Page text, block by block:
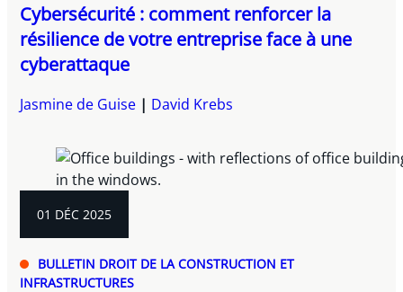
Cybersécurité : comment renforcer la
résilience de votre entreprise face à une
cyberattaque
Jasmine de Guise David Krebs
01 DÉC 2025
BULLETIN DROIT DE LA CONSTRUCTION ET
INFRASTRUCTURES